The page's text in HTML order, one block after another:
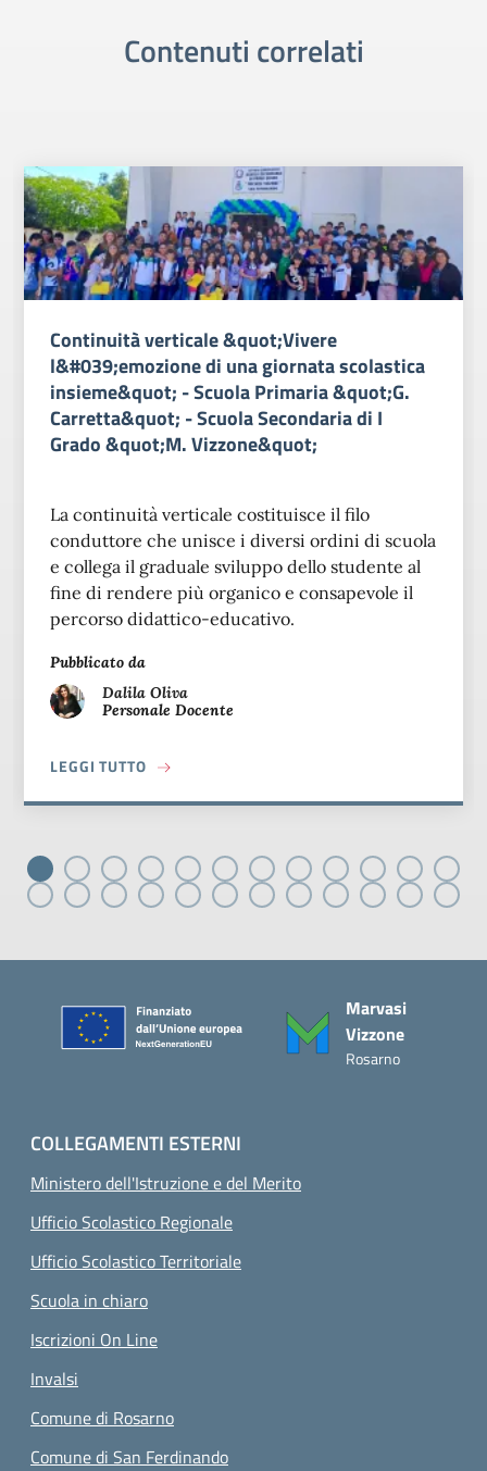
Contenuti correlati
Continuità verticale &quot;Vivere
l&#039;emozione di una giornata scolastica
insieme&quot; - Scuola Primaria &quot;G.
Carretta&quot; - Scuola Secondaria di I
Grado &quot;M. Vizzone&quot;
La continuità verticale costituisce il filo
conduttore che unisce i diversi ordini di scuola
e collega il graduale sviluppo dello studente al
fine di rendere più organico e consapevole il
percorso didattico-educativo.
Pubblicato da
Dalila Oliva
Personale Docente
LEGGI TUTTOA PROPOSITO DI CONTINUITÀ VERTICALE
Marvasi
Vizzone
Rosarno
COLLEGAMENTI ESTERNI
Ministero dell'Istruzione e del Merito
Ufficio Scolastico Regionale
Ufficio Scolastico Territoriale
Scuola in chiaro
Iscrizioni On Line
Invalsi
Comune di Rosarno
Comune di San Ferdinando